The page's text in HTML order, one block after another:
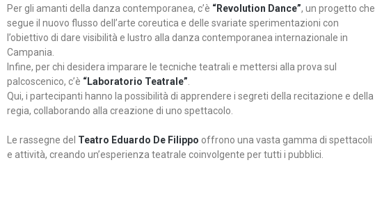
Per gli amanti della danza contemporanea, c’è “Revolution Dance”, un progetto che
segue il nuovo flusso dell’arte coreutica e delle svariate sperimentazioni con
l’obiettivo di dare visibilità e lustro alla danza contemporanea internazionale in
Campania.
Infine, per chi desidera imparare le tecniche teatrali e mettersi alla prova sul
palcoscenico, c’è “Laboratorio Teatrale”
Qui, i partecipanti hanno la possibilità di apprendere i segreti della recitazione e della
regia, collaborando alla creazione di uno spettacolo.
Le rassegne del Teatro Eduardo De Filippo offrono una vasta gamma di spettacoli
e attività, creando un’esperienza teatrale coinvolgente per tutti i pubblici.